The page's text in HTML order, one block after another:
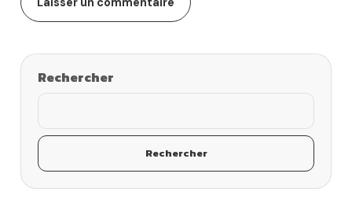
Rechercher
Rechercher